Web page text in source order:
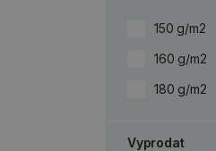
150 g/m2
160 g/m2
180 g/m2
Vyprodat